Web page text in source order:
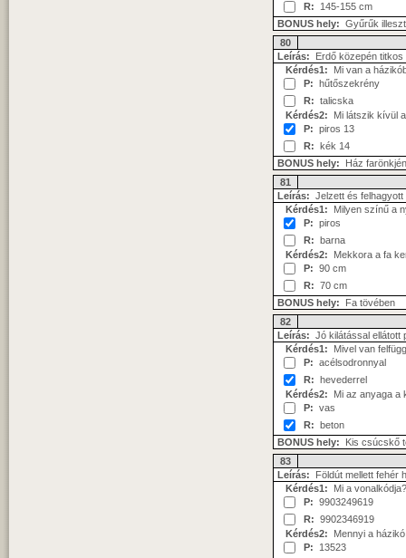
R: 145-155 cm
BONUS hely: Gyűrűk
80
Leírás: Erdő közepén titkos
Kérdés1: Mi van a
P: hűtőszekrény
R: talicska
Kérdés2: Mi látszik kívül
P: piros 13
R: kék 14
BONUS hely: Ház
81
Leírás: Jelzett és felhagyott
Kérdés1: Milyen színű a
P: piros
R: barna
Kérdés2: Mekkora a fa
P: 90 cm
R: 70 cm
BONUS hely: Fa tövében
82
Leírás: Jó kilátással ellátott
Kérdés1: Mivel van
P: acélsodronnyal
R: hevederrel
Kérdés2: Mi az anyaga a
P: vas
R: beton
BONUS hely: Kis csúcskő
83
Leírás: Földút mellett fehér
Kérdés1: Mi a vonalkódja?
P: 9903249619
R: 9902346919
Kérdés2: Mennyi a
P: 13523